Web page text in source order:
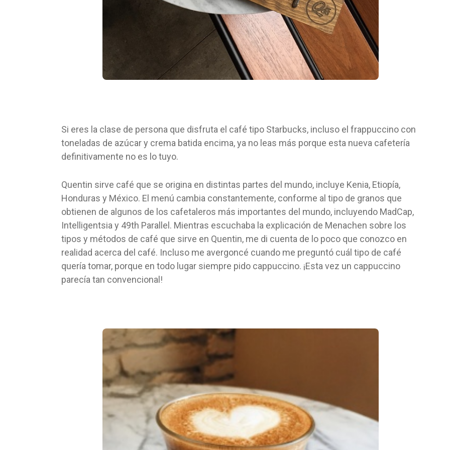
Si eres la clase de persona que disfruta el café tipo Starbucks, incluso el frappuccino con
toneladas de azúcar y crema batida encima, ya no leas más porque esta nueva cafetería
definitivamente no es lo tuyo.
Quentin sirve café que se origina en distintas partes del mundo, incluye Kenia, Etiopía,
Honduras y México. El menú cambia constantemente, conforme al tipo de granos que
obtienen de algunos de los cafetaleros más importantes del mundo, incluyendo MadCap,
Intelligentsia y 49th Parallel. Mientras escuchaba la explicación de Menachen sobre los
tipos y métodos de café que sirve en Quentin, me di cuenta de lo poco que conozco en
realidad acerca del café. Incluso me avergoncé cuando me preguntó cuál tipo de café
quería tomar, porque en todo lugar siempre pido cappuccino. ¡Esta vez un cappuccino
parecía tan convencional!